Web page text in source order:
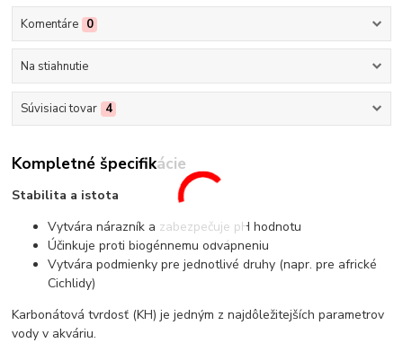
Komentáre 0
Na stiahnutie
Súvisiaci tovar 4
Kompletné špecifikácie
Stabilita a istota
Vytvára nárazník a zabezpečuje pH hodnotu
Účinkuje proti biogénnemu odvápneniu
Vytvára podmienky pre jednotlivé druhy (napr. pre africké
Cichlidy)
Karbonátová tvrdosť (KH) je jedným z najdôležitejších parametrov
vody v akváriu.